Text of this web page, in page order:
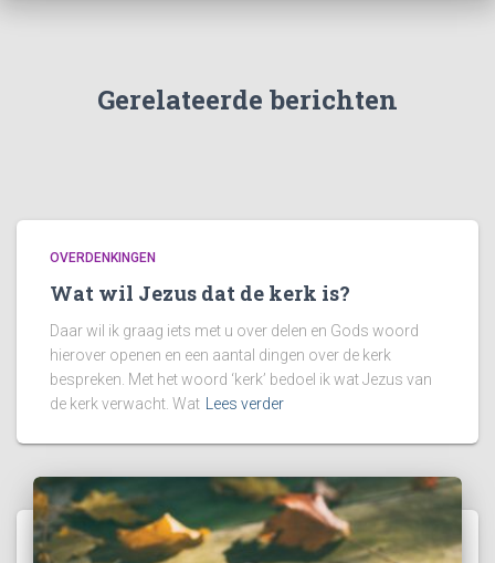
Gerelateerde berichten
OVERDENKINGEN
Wat wil Jezus dat de kerk is?
Daar wil ik graag iets met u over delen en Gods woord
hierover openen en een aantal dingen over de kerk
bespreken. Met het woord ‘kerk’ bedoel ik wat Jezus van
de kerk verwacht. Wat
Lees verder